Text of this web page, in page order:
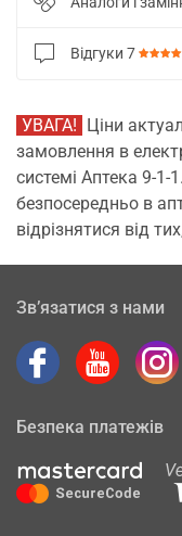
Відгуки 7
УВАГА! Ціни
замовлення в
системі Аптека 9-1-
безпосередньо в
відрізнятися від
Зв’язатися з нами
Безпека платежів